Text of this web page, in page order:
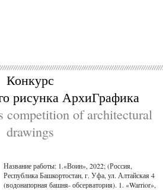
Конкурс
рисунка АрхиГрафика
of architectural
drawings
Название работы: 1.«Воин», 2022; (Россия,
Республика Башкортостан, г. Уфа, ул. Алтайская 4
(водонапорная башня- обсерватория). 1. «Warrior»,